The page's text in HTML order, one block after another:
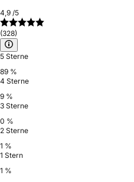
4,9 /5
(328)
5 Sterne
89 %
4 Sterne
9 %
3 Sterne
0 %
2 Sterne
1 %
1 Stern
1 %